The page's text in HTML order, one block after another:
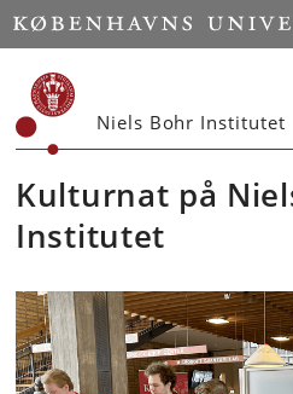
Start
Niels Bohr Institutet
Kulturnat på
Institutet